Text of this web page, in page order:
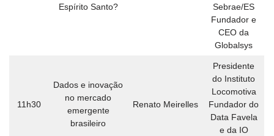
Espírito Santo?
Sebrae/ES
Fundador e
CEO da
Globalsys
11h30
Dados e inovação
no mercado
emergente
brasileiro
Renato Meirelles
Presidente
do Instituto
Locomotiva
Fundador do
Data Favela
e da IO